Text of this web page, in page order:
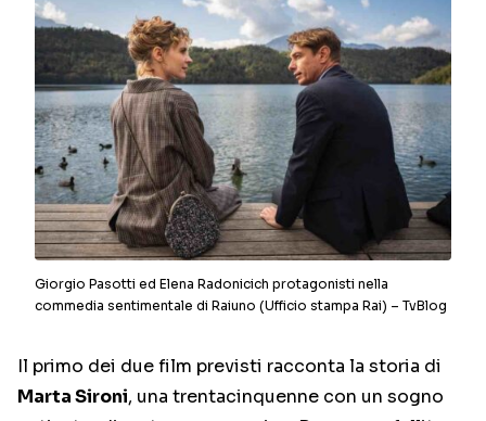
Giorgio Pasotti ed Elena Radonicich protagonisti nella
commedia sentimentale di Raiuno (Ufficio stampa Rai) – TvBlog
Il primo dei due film previsti racconta la storia di
Marta Sironi, una trentacinquenne con un sogno